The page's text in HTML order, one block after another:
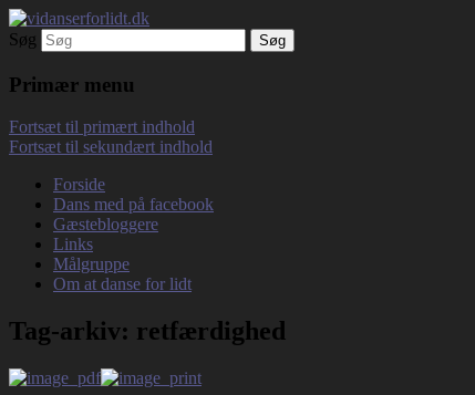
vidanserforlidt.dk
Debatterende tekster med filosofisk
Søg
Primær menu
Fortsæt til primært indhold
Fortsæt til sekundært indhold
Forside
Dans med på facebook
Gæstebloggere
Links
Målgruppe
Om at danse for lidt
Tag-arkiv: retfærdighed